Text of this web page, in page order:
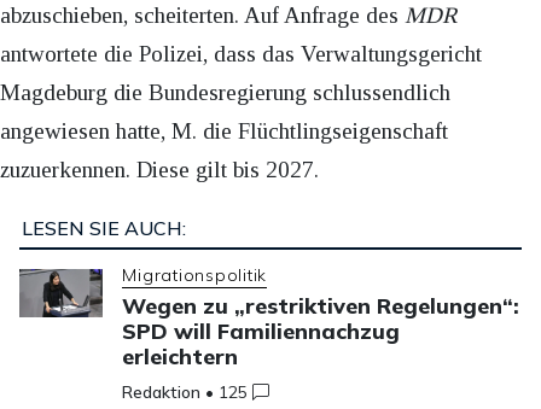
abzuschieben, scheiterten. Auf Anfrage des MDR
antwortete die Polizei, dass das Verwaltungsgericht
Magdeburg die Bundesregierung schlussendlich
angewiesen hatte, M. die Flüchtlingseigenschaft
zuzuerkennen. Diese gilt bis 2027.
LESEN SIE AUCH:
Migrationspolitik
Wegen zu „restriktiven Regelungen“:
SPD will Familiennachzug
erleichtern
Redaktion • 125